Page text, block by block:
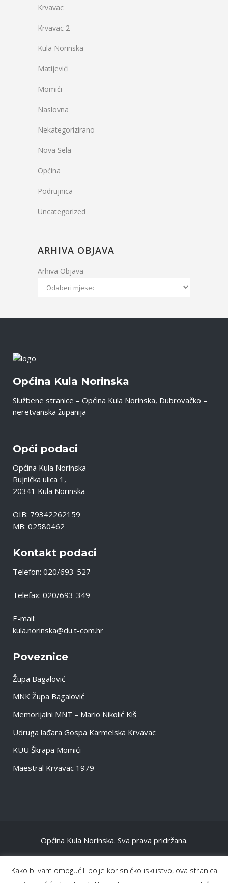
Krvavac
Krvavac 2
Kula Norinska
Matijevići
Momići
Naslovna
Nekategorizirano
Nova Sela
Općina
Podrujnica
Uncategorized
ARHIVA OBJAVA
Arhiva Objava
Općina Kula Norinska
Službene stranice – Općina Kula Norinska, Dubrovačko –
neretvanska županija
Opći podaci
Općina Kula Norinska
Rujnička ulica 1,
20341 Kula Norinska
OIB: 79342262159
MB: 02580462
Kontakt podaci
Telefon: 020/693-527
Telefax: 020/693-349
E-mail:
kula.norinska@du.t-com.hr
Poveznice
Župa Bagalović
MNK Župa Bagalović
Memorijalni MNT – Mario Nikolić Kiš
Udruga lađara Gospa Karmelska Krvavac
KUU Škrapa Momići
Maestral Krvavac 1979
Općina Kula Norinska. Sva prava pridržana.
NASLOVNA
OPĆENITO
Kako bi vam omogućili bolje korisničko iskustvo, ova stranica